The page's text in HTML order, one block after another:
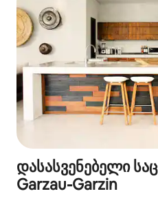
დასასვენებელი
Garzau-Garzin